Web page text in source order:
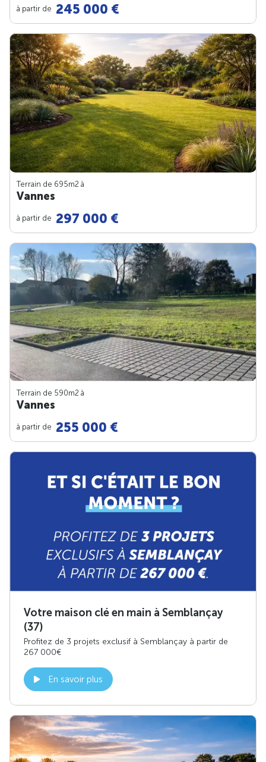
à partir de 245 000 €
Terrain de 695m2 à
Vannes
à partir de 297 000 €
Terrain de 590m2 à
Vannes
à partir de 255 000 €
Votre maison clé en main à Semblançay
(37)
Profitez de 3 projets exclusif à Semblançay à partir de
267 000€
En savoir plus